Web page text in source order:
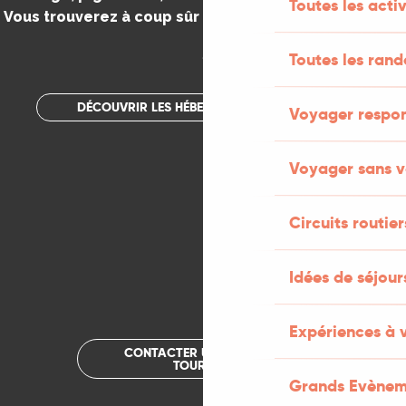
Toutes les
Toutes les
Voyager
Voyager sans
Circuits
Idées de
Expériences à
Grands
Vous trouverez à coup sûr votre bonheur dans le Lot.
.
DÉCOUVRIR LES HÉBERGEMENTS INSOLITES
CONTACTER UN OFFICE DE
TOURISME